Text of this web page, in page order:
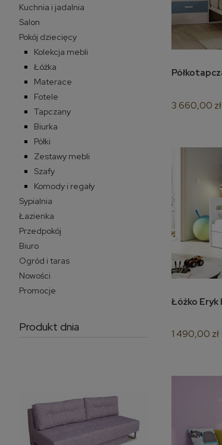
Kuchnia i jadalnia
Salon
Pokój dziecięcy
Kolekcja mebli
Łóżka
Materace
Fotele
Tapczany
Biurka
Półki
Zestawy mebli
Szafy
Komody i regały
Sypialnia
Łazienka
Przedpokój
Biuro
Ogród i taras
Nowości
Promocje
Produkt dnia
3 660,00 zł
1 490,00 zł